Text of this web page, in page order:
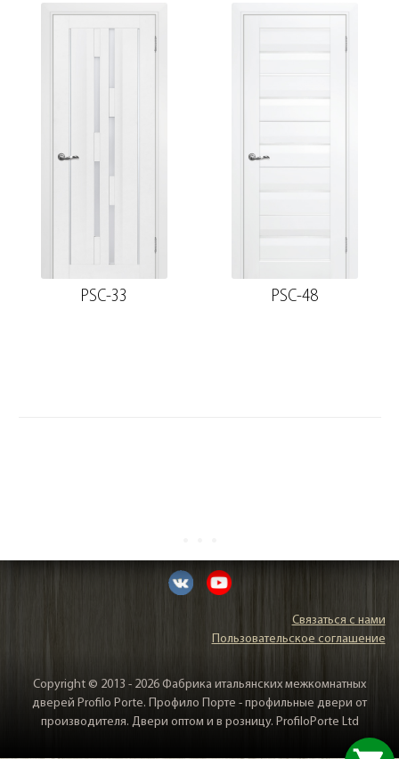
PSC-33 PSC-48
Связаться с нами
Пользовательское соглашение
Copyright © 2013 - 2026 Фабрика итальянских межкомнатных
дверей Profilo Porte. Профило Порте - профильные двери от
производителя. Двери оптом и в розницу. ProfiloPorte Ltd